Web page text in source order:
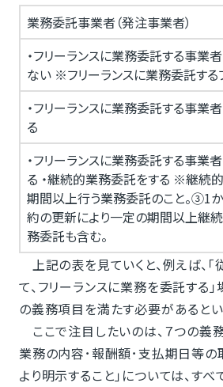
業務委託事業者（発注事業者）
・フリーランスに業務委託する事業
ない ※フリーランスに業務委託する
・フリーランスに業務委託する事業
る
・フリーランスに業務委託する事業
る ・継続的業務委託をする ※継続
期間以上行う業務委託のこと。③1
約の更新により一定の期間以上継続
務委託も含む。
上記の表を見ていくと、例えば、
て、フリーランスに業務を委託する
の義務項目を満たす必要があるとい
ここで注目したいのは、７つの義
業務の内容･報酬額･支払期日等の
より明示すること」については、す